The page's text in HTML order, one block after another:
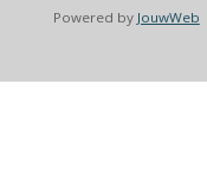
Powered by JouwWeb